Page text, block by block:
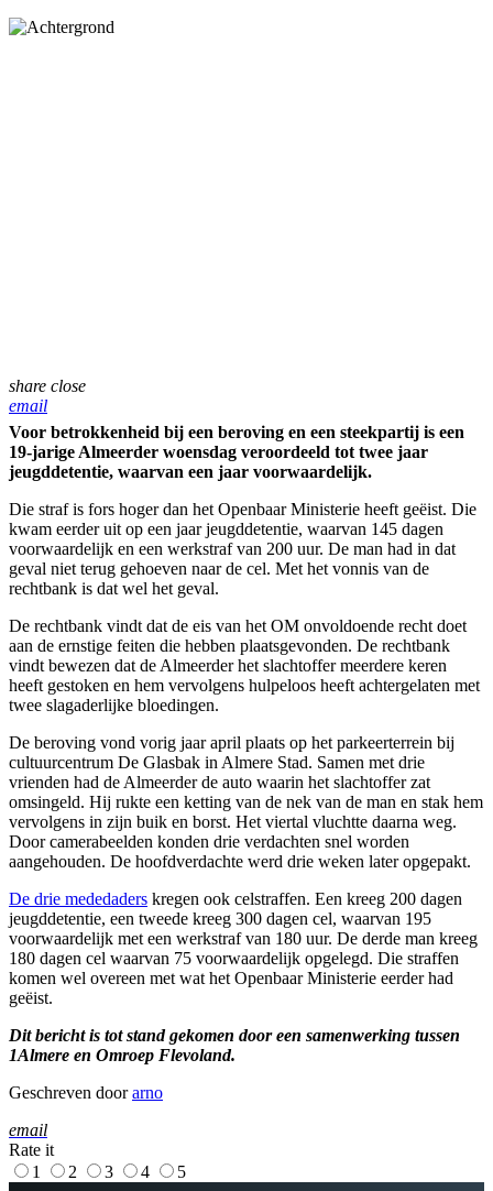
share close
email
Voor betrokkenheid bij een beroving en een steekpartij is een
19-jarige Almeerder woensdag veroordeeld tot twee jaar
jeugddetentie, waarvan een jaar voorwaardelijk.
Die straf is fors hoger dan het Openbaar Ministerie heeft geëist. Die
kwam eerder uit op een jaar jeugddetentie, waarvan 145 dagen
voorwaardelijk en een werkstraf van 200 uur. De man had in dat
geval niet terug gehoeven naar de cel. Met het vonnis van de
rechtbank is dat wel het geval.
De rechtbank vindt dat de eis van het OM onvoldoende recht doet
aan de ernstige feiten die hebben plaatsgevonden. De rechtbank
vindt bewezen dat de Almeerder het slachtoffer meerdere keren
heeft gestoken en hem vervolgens hulpeloos heeft achtergelaten met
twee slagaderlijke bloedingen.
De beroving vond vorig jaar april plaats op het parkeerterrein bij
cultuurcentrum De Glasbak in Almere Stad. Samen met drie
vrienden had de Almeerder de auto waarin het slachtoffer zat
omsingeld. Hij rukte een ketting van de nek van de man en stak hem
vervolgens in zijn buik en borst. Het viertal vluchtte daarna weg.
Door camerabeelden konden drie verdachten snel worden
aangehouden. De hoofdverdachte werd drie weken later opgepakt.
De drie mededaders kregen ook celstraffen. Een kreeg 200 dagen
jeugddetentie, een tweede kreeg 300 dagen cel, waarvan 195
voorwaardelijk met een werkstraf van 180 uur. De derde man kreeg
180 dagen cel waarvan 75 voorwaardelijk opgelegd. Die straffen
komen wel overeen met wat het Openbaar Ministerie eerder had
geëist.
Dit bericht is tot stand gekomen door een samenwerking tussen
1Almere en Omroep Flevoland.
Geschreven doorarno
email
Rate it
1
2 3 4 5